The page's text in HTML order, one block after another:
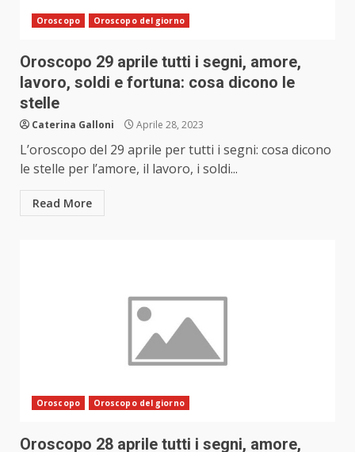
Oroscopo Oroscopo del giorno
Oroscopo 29 aprile tutti i segni, amore,
lavoro, soldi e fortuna: cosa dicono le
stelle
Caterina Galloni Aprile 28, 2023
L’oroscopo del 29 aprile per tutti i segni: cosa dicono
le stelle per l’amore, il lavoro, i soldi...
Read More
Oroscopo Oroscopo del giorno
Oroscopo 28 aprile tutti i segni, amore,